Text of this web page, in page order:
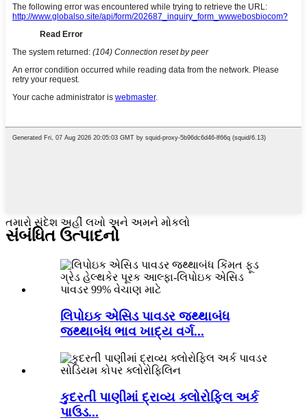
તમારો સંદેશ અહીં લખો અને અમને મોકલો
સંબંધિત ઉત્પાદનો
લિપોઇક એસિડ પાવડર જથ્થાબંધ
જથ્થાબંધ ભાવ ખાદ્ય વર્ગ...
કુદરતી પાણીમાં દ્રાવ્ય ક્લોરોફિલ અર્ક
પાઉડ...